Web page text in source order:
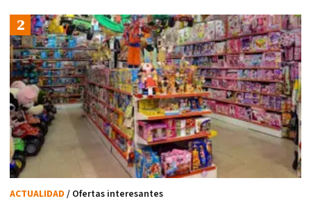
ACTUALIDAD / Ofertas interesantes